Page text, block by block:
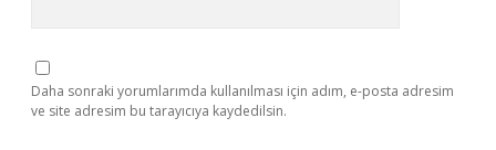
Daha sonraki yorumlarımda kullanılması için adım, e-posta adresim
ve site adresim bu tarayıcıya kaydedilsin.